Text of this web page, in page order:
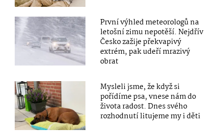
První výhled meteorologů na
letošní zimu nepotěší. Nejdřív
Česko zažije překvapivý
extrém, pak udeří mrazivý
obrat
Mysleli jsme, že když si
pořídíme psa, vnese nám do
života radost. Dnes svého
rozhodnutí litujeme my i děti